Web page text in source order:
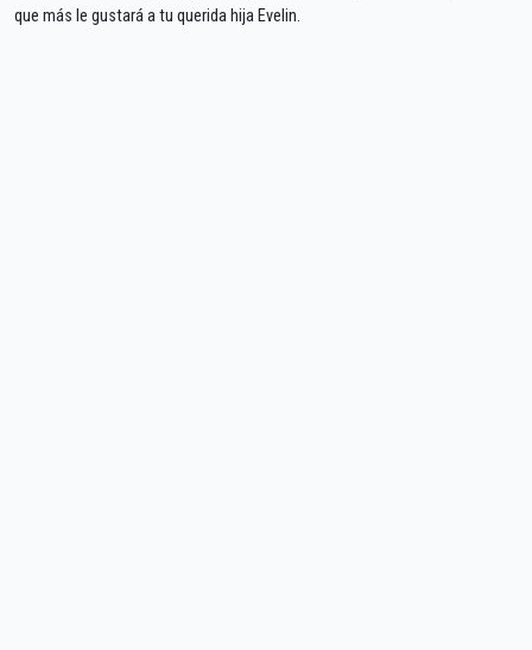
que más le gustará a tu querida hija Evelin.